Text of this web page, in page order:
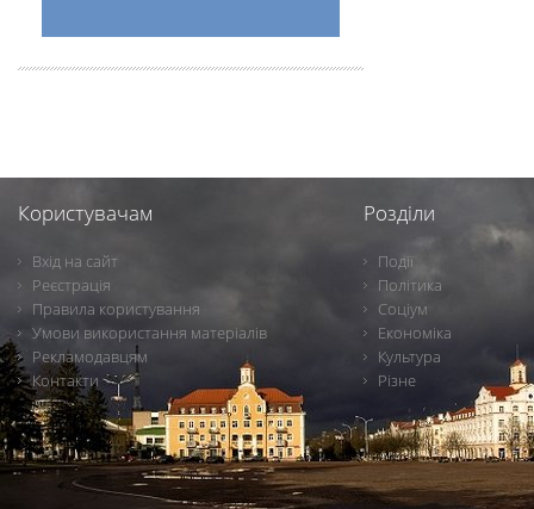
Користувачам
Вхід на сайт
Реєстрація
Правила користування
Умови використання матеріалів
Рекламодавцям
Контакти
Розділи
Події
Політика
Соціум
Економіка
Культура
Різне